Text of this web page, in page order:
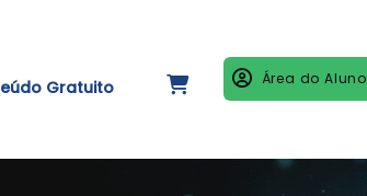
Gratuito Área do Aluno